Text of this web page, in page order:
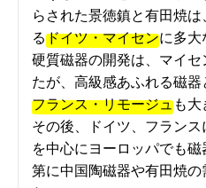
らされた景徳鎮と有田焼
るドイツ・マイセンに多大
硬質磁器の開発は、マイ
たが、高級感あふれる磁器
フランス・リモージュも大
その後、ドイツ、フラン
を中心にヨーロッパでも
第に中国陶磁器や有田焼